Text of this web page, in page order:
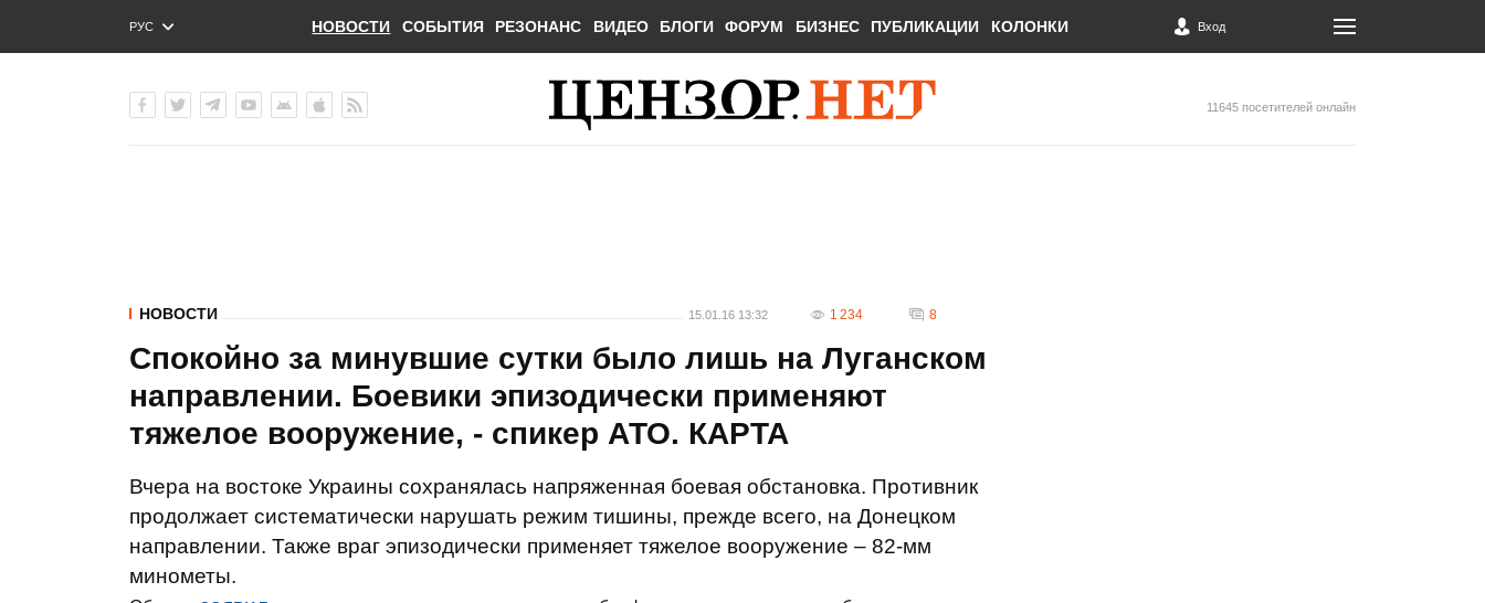
РУС
ENG
НОВОСТИ СОБЫТИЯ РЕЗОНАНС ВИДЕО БЛОГИ ФОРУМ БИЗНЕС ПУБЛИКАЦИИ КОЛОНКИ Вход
11645 посетителей онлайн
НОВОСТИ 15.01.16 13:32 1 234 8
Спокойно за минувшие сутки было лишь на Луганском
направлении. Боевики эпизодически применяют
тяжелое вооружение, - спикер АТО. КАРТА
Вчера на востоке Украины сохранялась напряженная боевая обстановка. Противник
продолжает систематически нарушать режим тишины, прежде всего, на Донецком
направлении. Также враг эпизодически применяет тяжелое вооружение – 82-мм
минометы.